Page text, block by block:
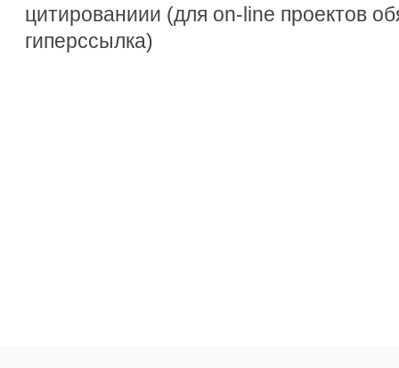
цитированиии (для on-line проектов
гиперссылка)